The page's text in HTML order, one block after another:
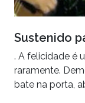
Sustenido
. A felicidade é
raramente.
bate na porta,